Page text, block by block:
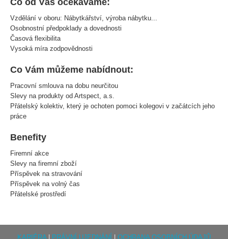
Vzdělání v oboru: Nábytkářství, výroba nábytku...
Osobnostní předpoklady a dovednosti
Časová flexibilita
Vysoká míra zodpovědnosti
Co Vám můžeme nabídnout:
Pracovní smlouva na dobu neurčitou
Slevy na produkty od Artspect, a.s.
Přátelský kolektiv, který je ochoten pomoci kolegovi v začátcích jeho
práce
Benefity
Firemní akce
Slevy na firemní zboží
Příspěvek na stravování
Příspěvek na volný čas
Přátelské prostředí
KARIÉRA PRÁVNÍ UJEDNÁNÍ OCHRANA OSOBNÍCH ÚDAJŮ